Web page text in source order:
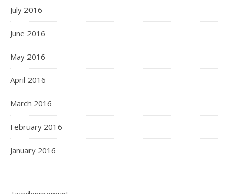
July 2016
June 2016
May 2016
April 2016
March 2016
February 2016
January 2016